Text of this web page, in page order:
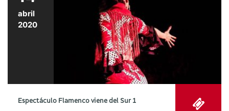
abril
2020
Espectáculo Flamenco viene del Sur 1